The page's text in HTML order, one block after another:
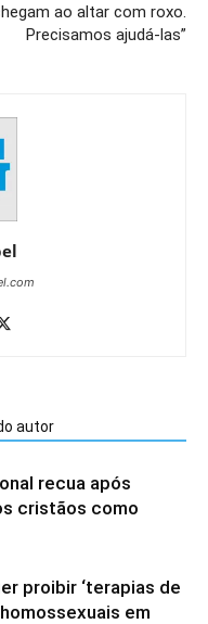
ao altar com roxo.
Precisamos ajudá-las”
autor
recua após
cristãos como
proibir ‘terapias de
em